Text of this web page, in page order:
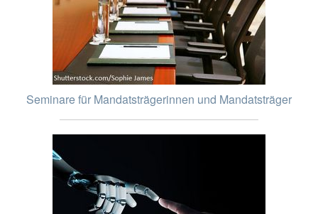
Seminare für Mandatsträgerinnen und Mandatsträger